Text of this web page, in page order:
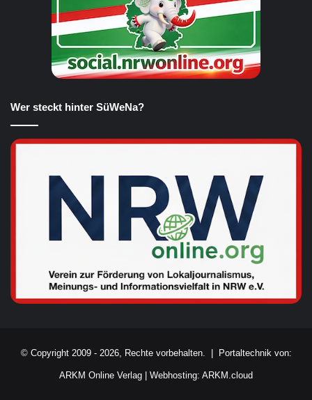
Wer steckt hinter SüWeNa?
© Copyright 2009 - 2026, Rechte vorbehalten. | Portaltechnik von:
ARKM Online Verlag Webhosting: ARKM.cloud